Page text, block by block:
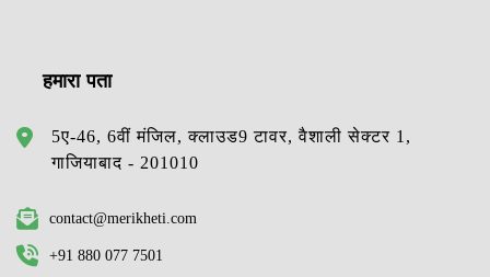
हमारा पता
5ए-46, 6वीं मंजिल, क्लाउड9 टावर, वैशाली सेक्टर 1,
गाजियाबाद - 201010
contact@merikheti.com
+91 880 077 7501